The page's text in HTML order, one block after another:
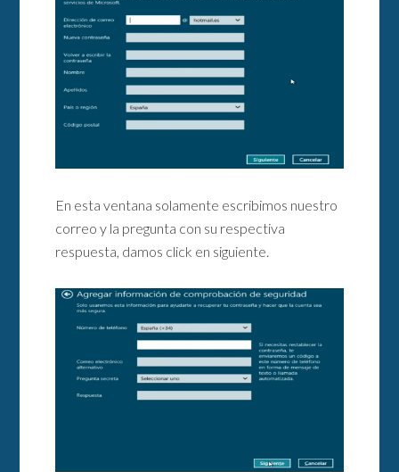
En esta ventana solamente escribimos nuestro
correo y la pregunta con su respectiva
respuesta, damos click en siguiente.